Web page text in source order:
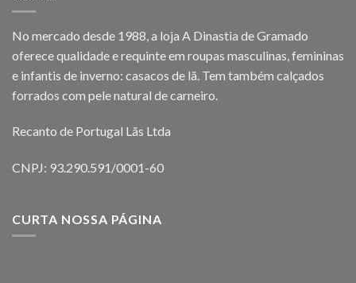
No mercado desde 1988, a loja A Dinastia de Gramado
oferece qualidade e requinte em roupas masculinas, femininas
e infantis de inverno: casacos de lã. Tem também calçados
forrados com pele natural de carneiro.
Recanto de Portugal Lãs Ltda
CNPJ: 93.290.591/0001-60
CURTA NOSSA PÁGINA